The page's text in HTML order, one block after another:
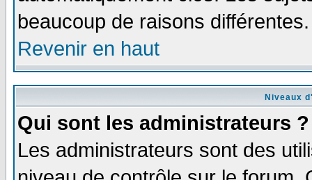
beaucoup de raisons différentes.
Revenir en haut
Niveaux
Qui sont les administrateurs ?
Les administrateurs sont des